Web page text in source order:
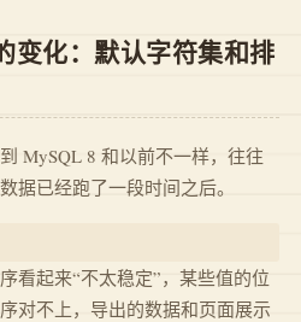
变化：默认字符集和排
MySQL 8 和以前不一样，往往
据已经跑了一段时间之后。
看起来“不太稳定”，某些值的位
对不上，导出的数据和页面展示